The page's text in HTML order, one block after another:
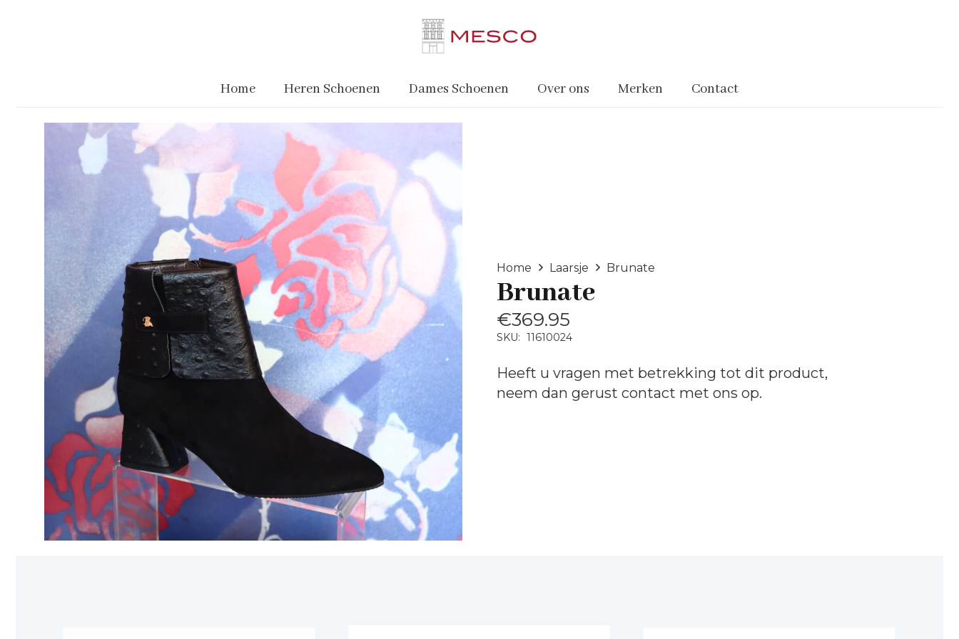
Home Heren Schoenen Dames Schoenen Over ons Merken Contact
Home Laarsje Brunate
Brunate
€369.95
SKU: 11610024
Heeft u vragen met betrekking tot dit product,
neem dan gerust contact met ons op.